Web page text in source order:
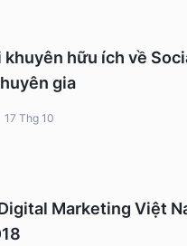
khuyên hữu ích về
gia
17 Thg 10
Marketing Việt